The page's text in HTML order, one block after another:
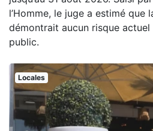
l’Homme, le juge a estimé que
démontrait aucun risque actuel
public.
Locales